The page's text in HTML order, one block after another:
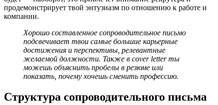
продемонстрирует твой энтузиазм по отношению к работе и
компании.
Хорошо составленное сопроводительное письмо
подсвечивает твои самые большие карьерные
достижения и перспективы, релевантные
желаемой должности. Также в cover letter ты
можешь объяснить пробелы в резюме или
показать, почему хочешь сменить профессию.
Структура сопроводительного письма